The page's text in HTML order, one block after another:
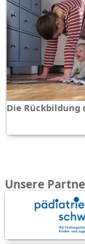
Die Rückbildung
Unsere